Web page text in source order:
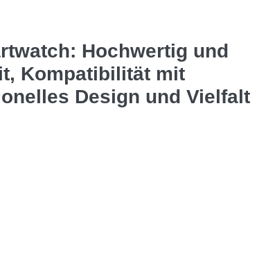
Hochwertig und
Kompatibilität mit
Design und Vielfalt